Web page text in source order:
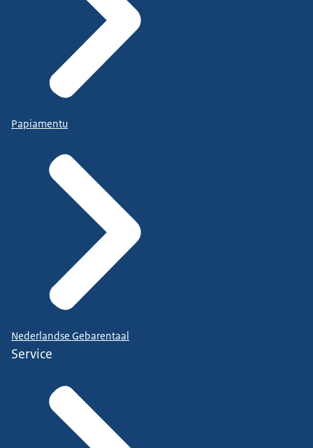
Papiamentu
Nederlandse Gebarentaal
Service